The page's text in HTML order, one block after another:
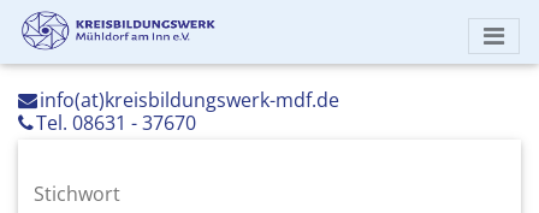
info(at)kreisbildungswerk-mdf.de
Tel. 08631 - 37670